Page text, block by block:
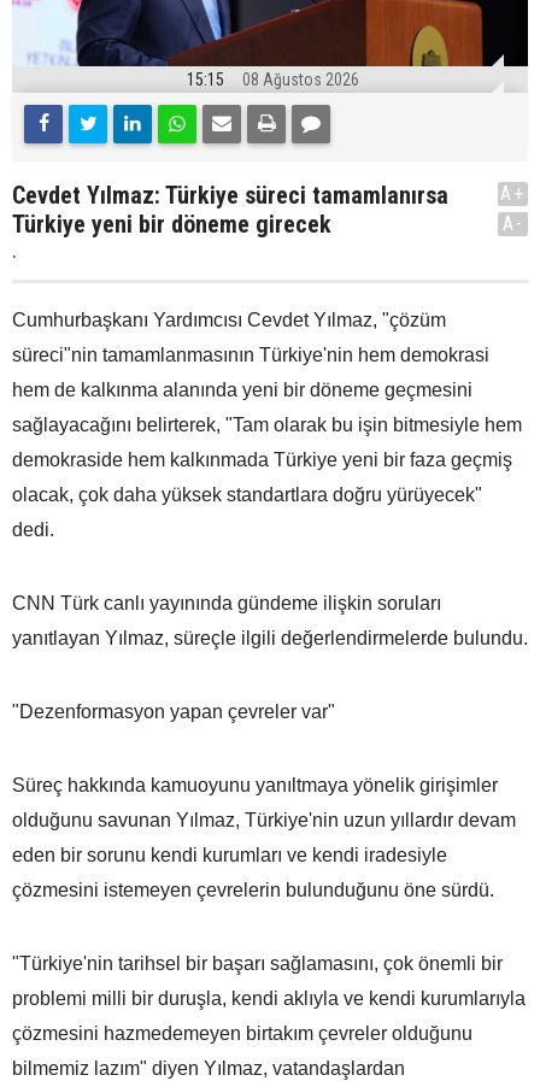
15:15 08 Ağustos 2026
Cevdet Yılmaz: Türkiye süreci tamamlanırsa
Türkiye yeni bir döneme girecek
.
A+
A-
Cumhurbaşkanı Yardımcısı Cevdet Yılmaz, "çözüm
süreci"nin tamamlanmasının Türkiye'nin hem demokrasi
hem de kalkınma alanında yeni bir döneme geçmesini
sağlayacağını belirterek, "Tam olarak bu işin bitmesiyle hem
demokraside hem kalkınmada Türkiye yeni bir faza geçmiş
olacak, çok daha yüksek standartlara doğru yürüyecek"
dedi.
CNN Türk canlı yayınında gündeme ilişkin soruları
yanıtlayan Yılmaz, süreçle ilgili değerlendirmelerde bulundu.
"Dezenformasyon yapan çevreler var"
Süreç hakkında kamuoyunu yanıltmaya yönelik girişimler
olduğunu savunan Yılmaz, Türkiye'nin uzun yıllardır devam
eden bir sorunu kendi kurumları ve kendi iradesiyle
çözmesini istemeyen çevrelerin bulunduğunu öne sürdü.
"Türkiye'nin tarihsel bir başarı sağlamasını, çok önemli bir
problemi milli bir duruşla, kendi aklıyla ve kendi kurumlarıyla
çözmesini hazmedemeyen birtakım çevreler olduğunu
bilmemiz lazım" diyen Yılmaz, vatandaşlardan